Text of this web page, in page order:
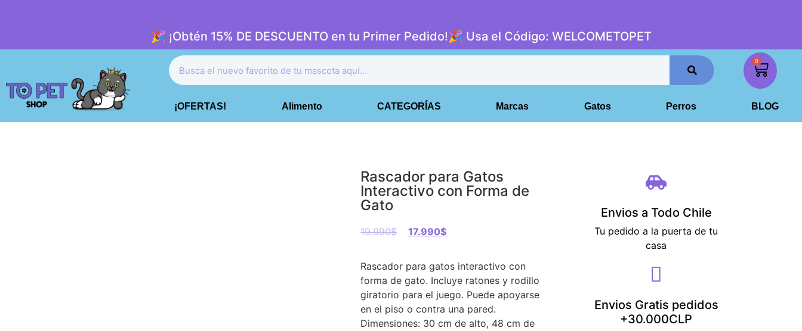
🎉 ¡Obtén 15% DE DESCUENTO en tu Primer Pedido!🎉 Usa el Código: WELCOMETOPET
0
¡OFERTAS! Alimento CATEGORÍAS Marcas Gatos Perros BLOG
Rascador para Gatos
Interactivo con Forma de
Gato
19.990$ 17.990$
Rascador para gatos interactivo con
forma de gato. Incluye ratones y rodillo
giratorio para el juego. Puede apoyarse
en el piso o contra una pared.
Dimensiones: 30 cm de alto, 48 cm de
Envios a Todo Chile
Tu pedido a la puerta de tu
casa
Envios Gratis pedidos
+30.000CLP